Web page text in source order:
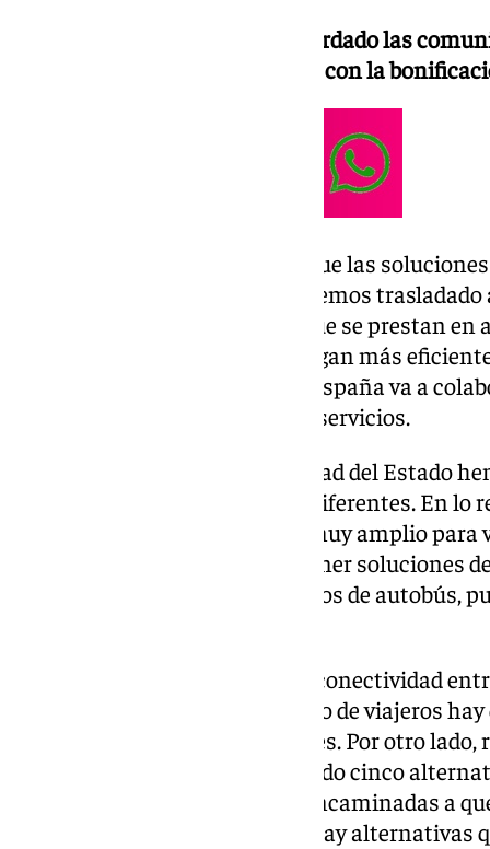
La primera de las mesas ha abordado las
principal novedad tiene que ver con la
No solamente eso, pensamos que las
transporte colectivo, así se lo hemos
implica mejorar los servicios que se prestan en
plataformas reservadas que hagan más
En ese sentido, el Gobierno de España va a
sean nuevas ofertas de nuevos servicios.
Sobre las carreteras de titularidad del Estado
estudios, que están en niveles diferentes. En
estamos haciendo un estudio muy amplio
enlaces, como se pueden proponer soluciones
bus-vao, que con nuevos servicios de autobús,
También hemos enfrentado la conectividad
que la autopista recoja mas flujo de viajeros
que requerirá nuevas conexiones. Por otro
nos había realizado, hemos traído cinco
bonificación de la AP-7, todas encaminadas a
obtener descuentos mayores. Hay